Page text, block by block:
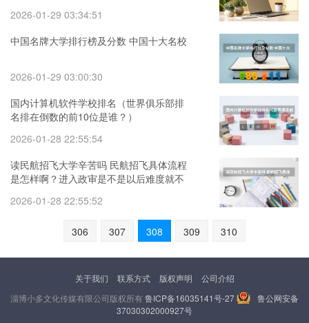
2026-01-29 03:34:51
中国名牌大学排行榜及分数 中国十大名校
2026-01-29 03:00:30
国内计算机软件学校排名（世界俱乐部排
名排在倒数的前10位是谁？）
2026-01-28 22:55:54
读民航招飞大学辛苦吗 民航招飞具体流程
是怎样啊？进入政审是不是以后难度就不
高人指点啊
2026-01-28 22:55:52
306 307 308 309 310
关于我们 联系方式 版权声明
公司介绍
淄博小多文化传媒有限公司版权所有鲁ICP备16035141号-27
鲁公网安备
37030302000927号